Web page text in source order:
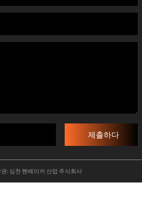
제출하다
: 심천 헨베이커 산업 주식회사